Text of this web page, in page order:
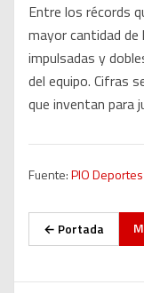
Entre los récords
mayor cantidad de
impulsadas y
del equipo. Cifras
que inventan para
Fuente:PIO Deportes
← Portada